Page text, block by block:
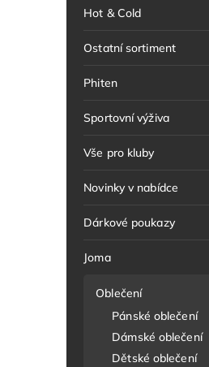
Hot & Cold
Ostatní sortiment
Phiten
Sportovní výživa
Vše pro kluby
Novinky v nabídce
Dárkové poukazy
Joma
Oblečení
Pánské oblečení
Dámské oblečení
Dětské oblečení